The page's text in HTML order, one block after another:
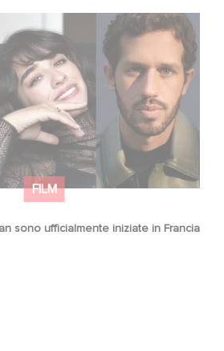
FILM
sono ufficialmente iniziate in Francia
sono ufficialmente iniziate in